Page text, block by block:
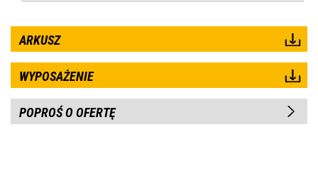
ARKUSZ
WYPOSAŻENIE
POPROŚ O OFERTĘ